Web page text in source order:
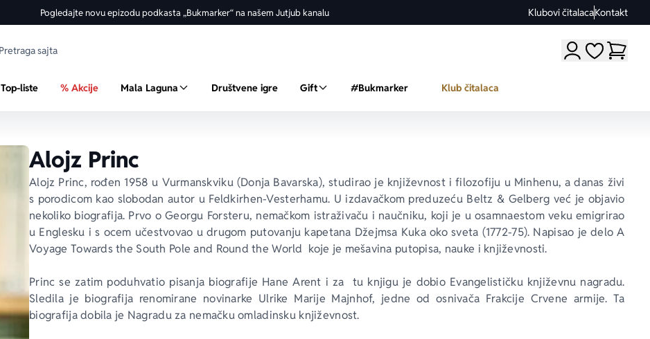
Pogledajte novu epizodu podkasta „Bukmarker“ na našem Jutjub kanalu Klubovi čitalacaKontakt
Moji omiljeni
Top-liste % Akcije Mala Laguna Društvene igre Gift #Bukmarker Klub čitalaca
Alojz Princ
Alojz Princ, rođen 1958 u Vurmanskviku (Donja Bavarska), studirao je književnost i filozofiju u Minhenu, a danas živi
s porodicom kao slobodan autor u Feldkirhen-Vesterhamu. U izdavačkom preduzeću Beltz & Gelberg već je objavio
nekoliko biografija. Prvo o Georgu Forsteru, nemačkom istraživaču i naučniku, koji je u osamnaestom veku emigrirao
u Englesku i s ocem učestvovao u drugom putovanju kapetana Džejmsa Kuka oko sveta (1772-75). Napisao je delo A
Voyage Towards the South Pole and Round the World
  koje je mešavina putopisa, nauke i književnosti.
Princ se zatim poduhvatio pisanja biografije Hane Arent i za  tu knjigu je dobio Evangelističku književnu nagradu.
Sledila je biografija renomirane novinarke Ulrike Marije Majnhof, jedne od osnivača Frakcije Crvene armije. Ta
biografija dobila je Nagradu za nemačku omladinsku književnost.